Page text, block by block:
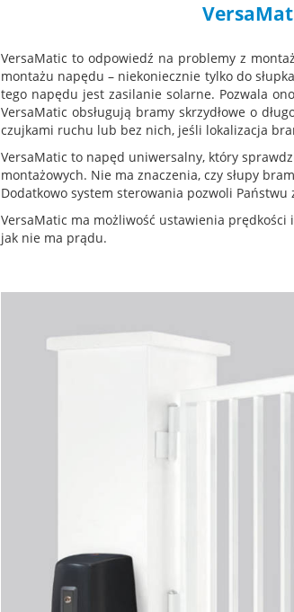
VersaMatic to odpowiedź na problemy z
montażu napędu – niekoniecznie tylko do
tego napędu jest zasilanie solarne. Pozwala
VersaMatic obsługują bramy skrzydłowe o
czujkami ruchu lub bez nich, jeśli lokalizacja
VersaMatic to napęd uniwersalny, który
montażowych. Nie ma znaczenia, czy słupy
Dodatkowo system sterowania pozwoli
VersaMatic ma możliwość ustawienia
jak nie ma prądu.